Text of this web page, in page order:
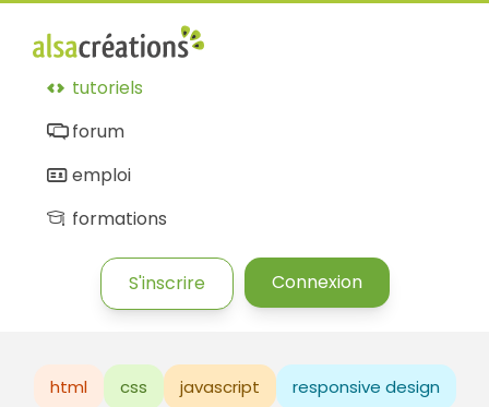
tutoriels
forum
emploi
formations
S'inscrire Connexion
html css javascript responsive design